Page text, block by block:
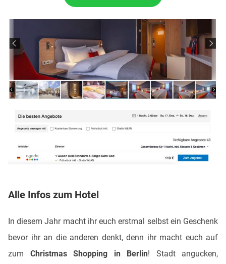
Alle Infos zum Hotel
In diesem Jahr macht ihr euch erstmal selbst ein Geschenk
bevor ihr an die anderen denkt, denn ihr macht euch auf
zum Christmas Shopping in Berlin! Stadt angucken,